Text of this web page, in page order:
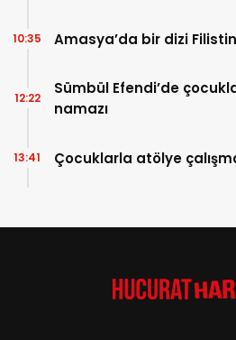
Amasya’da bir dizi
10:35
Sümbül Efendi’de
namazı
12:22
Çocuklarla atölye
13:41